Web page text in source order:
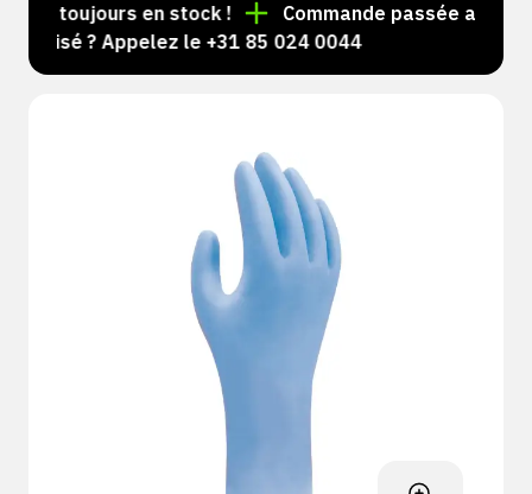
toujours en stock !
Commande passée avant 15
? Appelez le +31 85 024 0044